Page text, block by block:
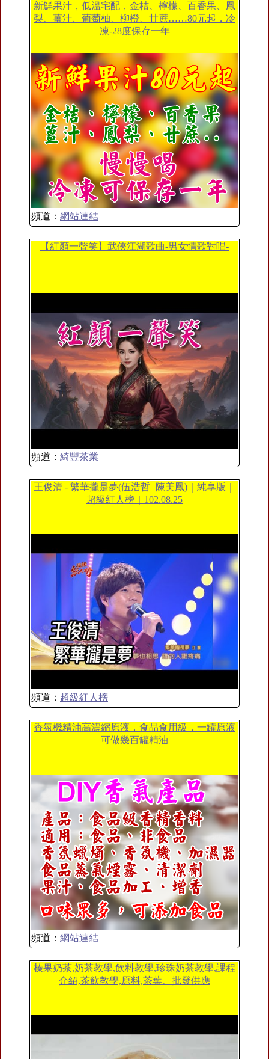
新鮮果汁，低溫宅配，金桔、檸檬、百香果、鳳
梨、薑汁、葡萄柚、柳橙、甘蔗……80元起，冷
凍-28度保存一年
頻道： 網站連結
【紅顏一聲笑】武俠江湖歌曲-男女情歌對唱-
頻道： 綺豐茶業
王俊清 - 繁華攏是夢(伍浩哲+陳美鳳)｜純享版｜
超級紅人榜｜102.08.25
頻道： 超級紅人榜
香氛機精油高濃縮原液，食品食用級，一罐原液
可做幾百罐精油
頻道： 網站連結
榛果奶茶,奶茶教學,飲料教學,珍珠奶茶教學,課程
介紹,茶飲教學,原料,茶葉、批發供應